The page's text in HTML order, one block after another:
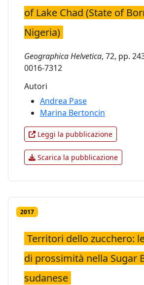
of Lake Chad (State of
Nigeria)
Geographica Helvetica, 72, pp.
0016-7312
Autori
Andrea Pase
Marina Bertoncin
Leggi la pubblicazione
Scarica la pubblicazione
2017
Territori dello zucchero:
di prossimità nella Sugar
sudanese